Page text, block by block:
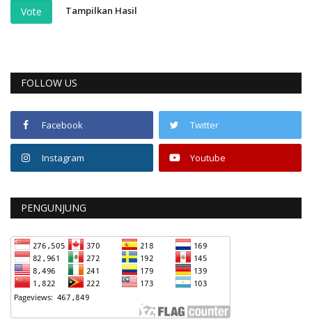
Vote Tampilkan Hasil
FOLLOW US
Facebook Twitter
Instagram Youtube
PENGUNJUNG